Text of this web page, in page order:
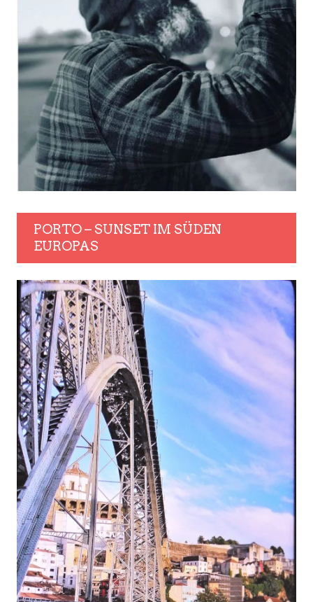
PORTO – SUNSET IM SÜDEN
EUROPAS